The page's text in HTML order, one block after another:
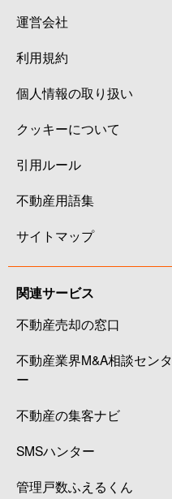
運営会社
利用規約
個人情報の取り扱い
クッキーについて
引用ルール
不動産用語集
サイトマップ
関連サービス
不動産売却の窓口
不動産業界M&A相談センタ
ー
不動産の集客ナビ
SMSハンター
管理戸数ふえるくん